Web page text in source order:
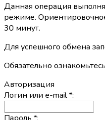
Данная операция
режиме.
30 минут.
Для успешного обмена
Обязательно
Авторизация
Логин или e-mail*: